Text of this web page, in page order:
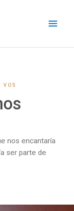
VOS
nos encantaría
ser parte de